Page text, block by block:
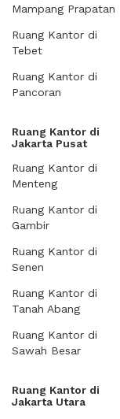
Mampang Prapatan
Ruang Kantor di
Tebet
Ruang Kantor di
Pancoran
Ruang Kantor di
Jakarta Pusat
Ruang Kantor di
Menteng
Ruang Kantor di
Gambir
Ruang Kantor di
Senen
Ruang Kantor di
Tanah Abang
Ruang Kantor di
Sawah Besar
Ruang Kantor di
Jakarta Utara